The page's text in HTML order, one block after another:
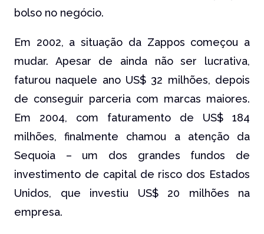
bolso no negócio.
Em 2002, a situação da Zappos começou a
mudar. Apesar de ainda não ser lucrativa,
faturou naquele ano US$ 32 milhões, depois
de conseguir parceria com marcas maiores.
Em 2004, com faturamento de US$ 184
milhões, finalmente chamou a atenção da
Sequoia – um dos grandes fundos de
investimento de capital de risco dos Estados
Unidos, que investiu US$ 20 milhões na
empresa.